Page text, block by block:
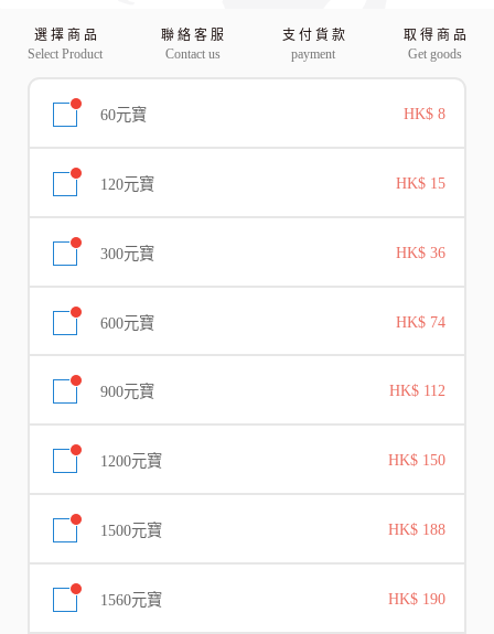
選 擇 商 品
Select Product
聯 絡 客 服
Contact us
支 付 貨 款
payment
取 得 商 品
Get goods
60元寶 HK$ 8
120元寶 HK$ 15
300元寶 HK$ 36
600元寶 HK$ 74
900元寶 HK$ 112
1200元寶 HK$ 150
1500元寶 HK$ 188
1560元寶 HK$ 190